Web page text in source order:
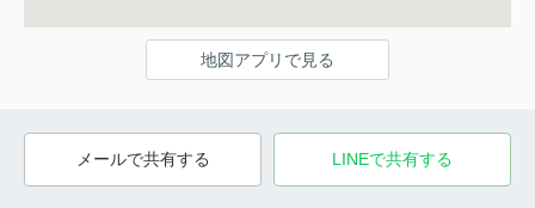
地図アプリで見る
メールで共有する LINEで共有する